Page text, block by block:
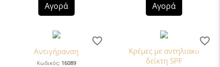
Αγορά Αγορά
Αντιγήρανση
Κωδικός: 16089
Κρέμες με αντηλιακό
δείκτη SPF